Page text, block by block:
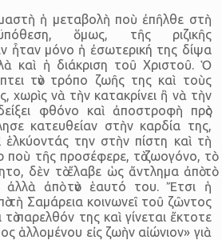
ἡ μεταβολὴ ποὺ ἐπῆλθε στὴ
ὅμως, τῆς ριζικῆς
ἦταν μόνο ἡ ἐσωτερική της δίψα
καὶ ἡ διάκριση τοῦ Χριστοῦ. Ὁ
τὸν τρόπο ζωῆς της καὶ τοὺς
χωρὶς νὰ τὴν κατακρίνει ἢ νὰ τὴν
φθόνο καὶ ἀποστροφὴ πρὸς
κατευθείαν στὴν καρδία της,
ἑλκύοντάς την στὴν πίστη καὶ τὴ
τῆς προσέφερε, τὸ ζωογόνο, τὸ
δὲν τὸ ἔλαβε ὡς ἄντλημα ἀπὸ τὸ
ἀλλὰ ἀπὸ τὸν ἑαυτό του. Ἔτσι ἡ
τὴ Σαμάρεια κοινωνεῖ τοῦ ζῶντος
παρελθόν της καὶ γίνεται ἔκτοτε
ἁλλομένου εἰς ζωὴν αἰώνιον» γιὰ